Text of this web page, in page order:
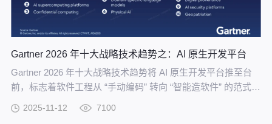
Gartner 2026 年十大战略技术趋势之：AI 原生开发平台
Gartner 2026 年十大战略技术趋势将 AI 原生开发平台推至台
前，标志着软件工程从 “手动编码” 转向 “智能造软件” 的范式革
AI 原生开发提供从底层基础设施到上层应用落地的完整支撑，
2025-11-12 7100